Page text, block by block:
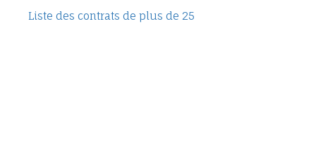
Liste des contrats de plus de 25